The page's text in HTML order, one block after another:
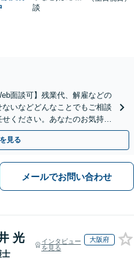
談
面談可】残業代、解雇などの
いなどどんなことでもご相談
ください。あなたのお気持ち
見る
メールでお問い合わせ
光
士
インタビュー
を見る
大阪府